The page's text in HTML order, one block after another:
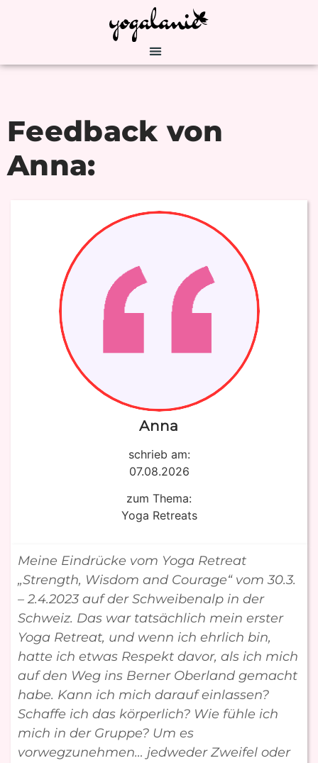
Feedback von
Anna:
Anna
schrieb am:
07.08.2026
zum Thema:
Yoga Retreats
Meine Eindrücke vom Yoga Retreat
„Strength, Wisdom and Courage“ vom 30.3.
– 2.4.2023 auf der Schweibenalp in der
Schweiz. Das war tatsächlich mein erster
Yoga Retreat, und wenn ich ehrlich bin,
hatte ich etwas Respekt davor, als ich mich
auf den Weg ins Berner Oberland gemacht
habe. Kann ich mich darauf einlassen?
Schaffe ich das körperlich? Wie fühle ich
mich in der Gruppe? Um es
vorwegzunehmen… jedweder Zweifel oder